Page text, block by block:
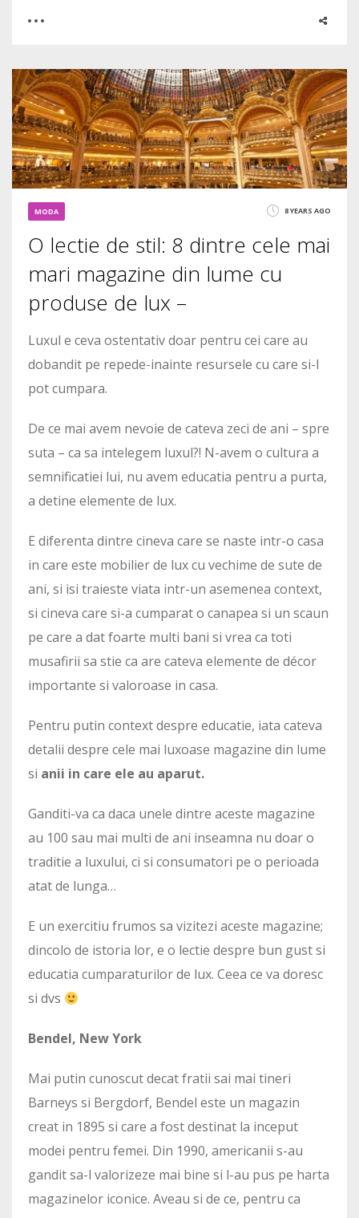
0
2546
MODA 8 YEARS AGO
O lectie de stil: 8 dintre cele mai
mari magazine din lume cu
produse de lux –
Luxul e ceva ostentativ doar pentru cei care au
dobandit pe repede-inainte resursele cu care si-l
pot cumpara.
De ce mai avem nevoie de cateva zeci de ani – spre
suta – ca sa intelegem luxul?! N-avem o cultura a
semnificatiei lui, nu avem educatia pentru a purta,
a detine elemente de lux.
E diferenta dintre cineva care se naste intr-o casa
in care este mobilier de lux cu vechime de sute de
ani, si isi traieste viata intr-un asemenea context,
si cineva care si-a cumparat o canapea si un scaun
pe care a dat foarte multi bani si vrea ca toti
musafirii sa stie ca are cateva elemente de décor
importante si valoroase in casa.
Pentru putin context despre educatie, iata cateva
detalii despre cele mai luxoase magazine din lume
si anii in care ele au aparut.
Ganditi-va ca daca unele dintre aceste magazine
au 100 sau mai multi de ani inseamna nu doar o
traditie a luxului, ci si consumatori pe o perioada
atat de lunga…
E un exercitiu frumos sa vizitezi aceste magazine;
dincolo de istoria lor, e o lectie despre bun gust si
educatia cumparaturilor de lux. Ceea ce va doresc
si dvs
Bendel, New York
Mai putin cunoscut decat fratii sai mai tineri
Barneys si Bergdorf, Bendel este un magazin
creat in 1895 si care a fost destinat la inceput
modei pentru femei. Din 1990, americanii s-au
gandit sa-l valorizeze mai bine si l-au pus pe harta
magazinelor iconice. Aveau si de ce, pentru ca